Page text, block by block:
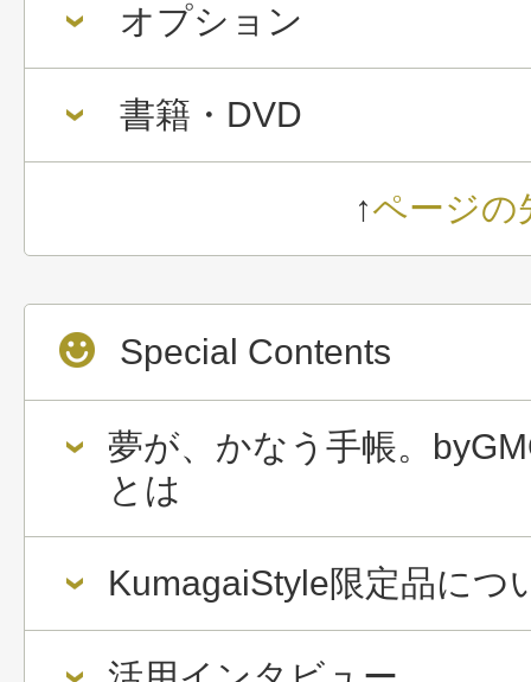
オプション
書籍・DVD
↑ページの
Special Contents
夢が、かなう手帳。
とは
KumagaiStyle限定品につ